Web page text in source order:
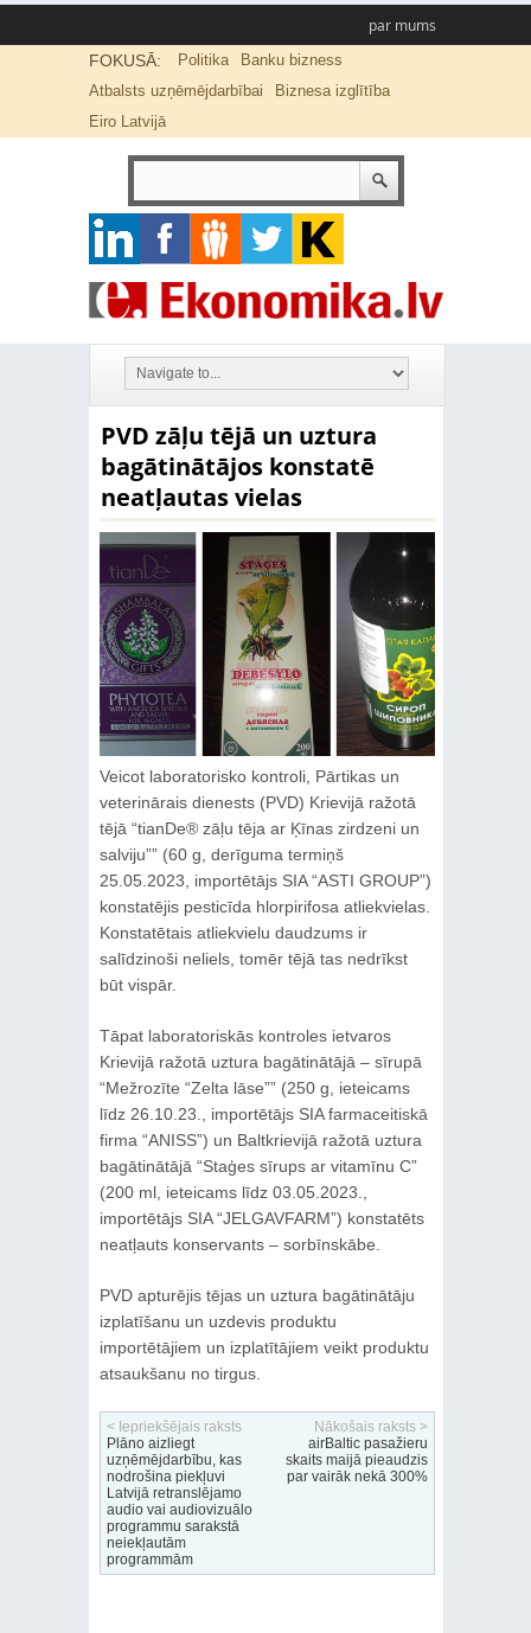
par mums
FOKUSĀ: Politika
Banku bizness
Atbalsts uzņēmējdarbībai
Biznesa izglītība
Eiro Latvijā
PVD zāļu tējā un uztura
bagātinātājos konstatē
neatļautas vielas
Veicot laboratorisko kontroli, Pārtikas un
veterinārais dienests (PVD) Krievijā ražotā
tējā “tianDe® zāļu tēja ar Ķīnas zirdzeni un
salviju”” (60 g, derīguma termiņš
25.05.2023, importētājs SIA “ASTI GROUP”)
konstatējis pesticīda hlorpirifosa atliekvielas.
Konstatētais atliekvielu daudzums ir
salīdzinoši neliels, tomēr tējā tas nedrīkst
būt vispār.
Tāpat laboratoriskās kontroles ietvaros
Krievijā ražotā uztura bagātinātājā – sīrupā
“Mežrozīte “Zelta lāse”” (250 g, ieteicams
līdz 26.10.23., importētājs SIA farmaceitiskā
firma “ANISS”) un Baltkrievijā ražotā uztura
bagātinātājā “Staģes sīrups ar vitamīnu C”
(200 ml, ieteicams līdz 03.05.2023.,
importētājs SIA “JELGAVFARM”) konstatēts
neatļauts konservants – sorbīnskābe.
PVD apturējis tējas un uztura bagātinātāju
izplatīšanu un uzdevis produktu
importētājiem un izplatītājiem veikt produktu
atsaukšanu no tirgus.
< Iepriekšējais raksts
Plāno aizliegt
uzņēmējdarbību, kas
nodrošina piekļuvi
Latvijā retranslējamo
audio vai audiovizuālo
programmu sarakstā
neiekļautām
programmām
Nākošais raksts >
airBaltic pasažieru
skaits maijā pieaudzis
par vairāk nekā 300%